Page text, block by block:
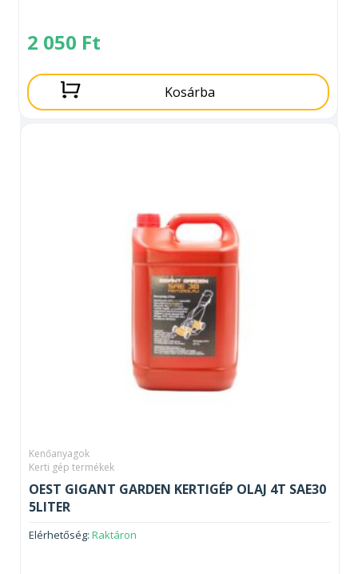
2 050 Ft
Kosárba
Kenőanyagok
Kerti gép termékek
OEST GIGANT GARDEN KERTIGÉP OLAJ 4T SAE30
5LITER
Elérhetőség: Raktáron